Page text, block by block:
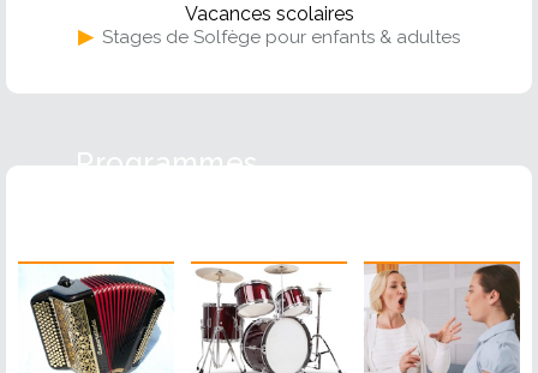
Vacances scolaires
▶ Stages de Solfège pour enfants & adultes
Programmes